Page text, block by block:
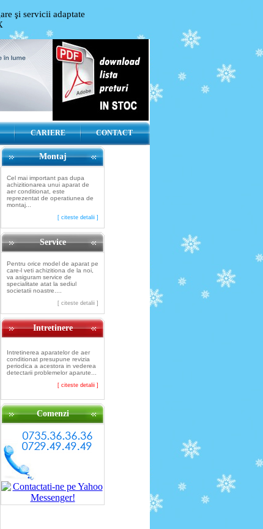
şi servicii adaptate
CARIERE CONTACT
Montaj
Cel mai important pas dupa
achizitionarea unui aparat de
aer conditionat, este
reprezentat de operatiunea de
montaj...
[ citeste detalii ]
Service
Pentru orice model de aparat pe
care-l veti achizitiona de la noi,
va asiguram service de
specialitate atat la sediul
societatii noastre....
[ citeste detalii ]
Intretinere
Intretinerea aparatelor de aer
conditionat presupune revizia
periodica a acestora in vederea
detectarii problemelor aparute...
[ citeste detalii ]
Comenzi